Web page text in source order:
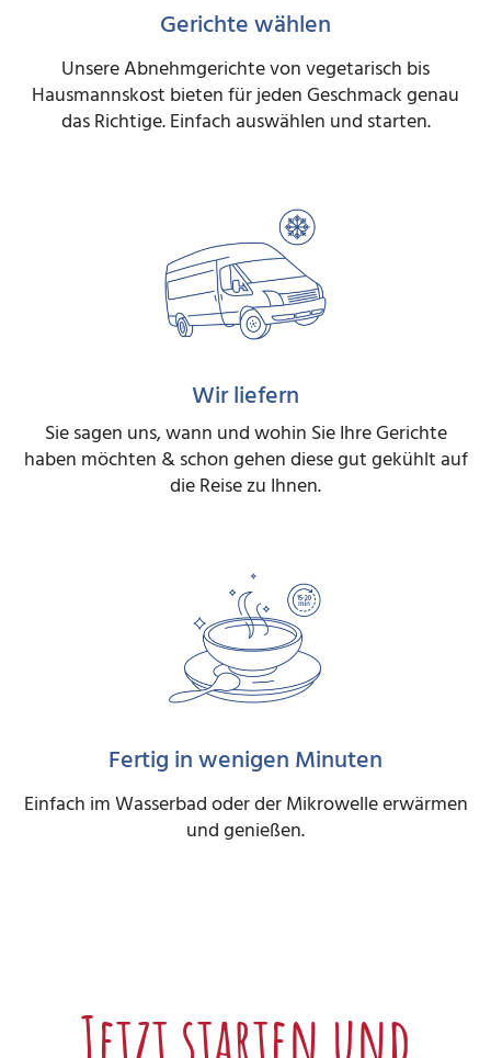
Gerichte wählen
Unsere Abnehmgerichte von vegetarisch bis
Hausmannskost bieten für jeden Geschmack genau
das Richtige. Einfach auswählen und starten.
Wir liefern
Sie sagen uns, wann und wohin Sie Ihre Gerichte
haben möchten & schon gehen diese gut gekühlt auf
die Reise zu Ihnen.
Fertig in wenigen Minuten
Einfach im Wasserbad oder der Mikrowelle erwärmen
und genießen.
Jetzt starten und